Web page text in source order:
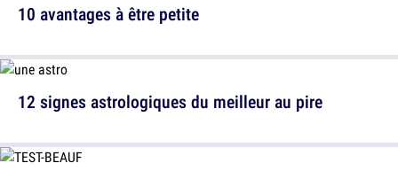
10 avantages à être petite
12 signes astrologiques du meilleur au pire